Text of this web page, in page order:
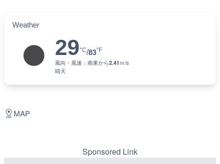
Weather
29°C/83°F
風向・風速： 南東から2.41ｍ/s
晴天
MAP
Sponsored Link